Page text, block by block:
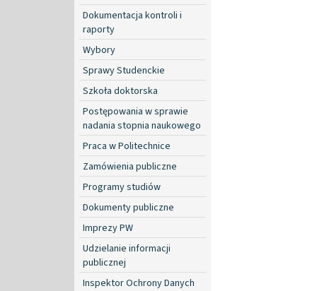
Dokumentacja kontroli i
raporty
Wybory
Sprawy Studenckie
Szkoła doktorska
Postępowania w sprawie
nadania stopnia naukowego
Praca w Politechnice
Zamówienia publiczne
Programy studiów
Dokumenty publiczne
Imprezy PW
Udzielanie informacji
publicznej
Inspektor Ochrony Danych